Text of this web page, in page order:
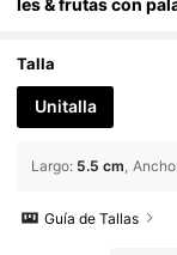
les & frutas con
o
Talla
Unitalla
Largo: 5.5 cm Ancho
Guía de Tallas